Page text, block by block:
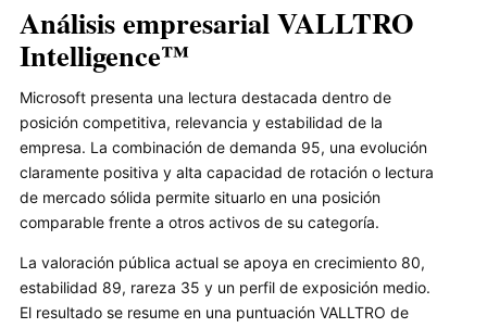
Análisis empresarial VALLTRO
Intelligence™
Microsoft presenta una lectura destacada dentro de
posición competitiva, relevancia y estabilidad de la
empresa. La combinación de demanda 95, una evolución
claramente positiva y alta capacidad de rotación o lectura
de mercado sólida permite situarlo en una posición
comparable frente a otros activos de su categoría.
La valoración pública actual se apoya en crecimiento 80,
estabilidad 89, rareza 35 y un perfil de exposición medio.
El resultado se resume en una puntuación VALLTRO de